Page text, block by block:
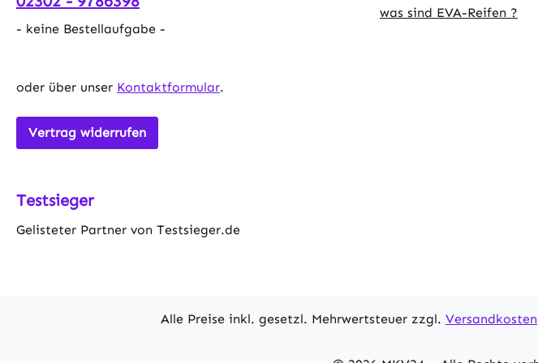
Verschlüsse verhindern Verschütten
Isolierung: Ausgestattet mit
- keine Bestellaufgabe -
oder über unser Kontaktformular.
Vertrag widerrufen
was sind EVA-Reifen ?
Testsieger
Gelisteter Partner von Testsieger.de
Alle Preise inkl. gesetzl. Mehrwertsteuer zzgl. Versandkosten